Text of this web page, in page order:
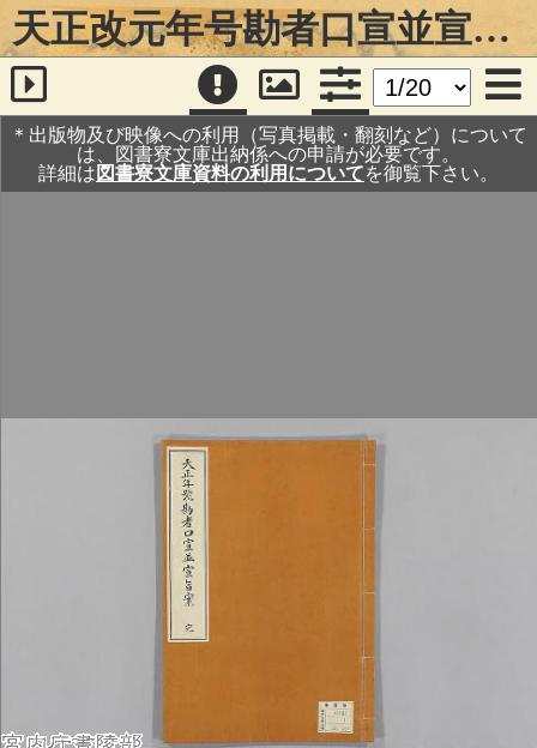
天正改元年号勘者口宣並宣旨案
＊出版物及び映像への利用（写真掲載・翻刻など）について
は、図書寮文庫出納係への申請が必要です。
詳細は 図書寮文庫資料の利用についてを御覧下さい。